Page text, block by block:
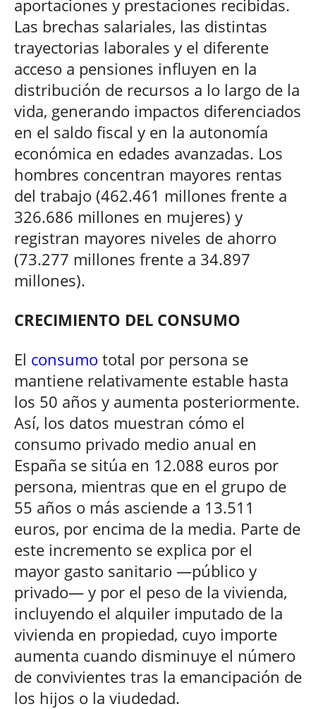
aportaciones y prestaciones recibidas.
Las brechas salariales, las distintas
trayectorias laborales y el diferente
acceso a pensiones influyen en la
distribución de recursos a lo largo de la
vida, generando impactos diferenciados
en el saldo fiscal y en la autonomía
económica en edades avanzadas. Los
hombres concentran mayores rentas
del trabajo (462.461 millones frente a
326.686 millones en mujeres) y
registran mayores niveles de ahorro
(73.277 millones frente a 34.897
millones).
CRECIMIENTO DEL CONSUMO
El consumo total por persona se
mantiene relativamente estable hasta
los 50 años y aumenta posteriormente.
Así, los datos muestran cómo el
consumo privado medio anual en
España se sitúa en 12.088 euros por
persona, mientras que en el grupo de
55 años o más asciende a 13.511
euros, por encima de la media. Parte de
este incremento se explica por el
mayor gasto sanitario —público y
privado— y por el peso de la vivienda,
incluyendo el alquiler imputado de la
vivienda en propiedad, cuyo importe
aumenta cuando disminuye el número
de convivientes tras la emancipación de
los hijos o la viudedad.